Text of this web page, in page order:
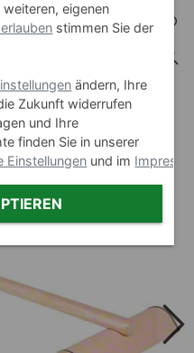
Single, LxBxH
eigenen
stimmen Sie der
ändern, Ihre
Zukunft widerrufen
und Ihre
finden Sie in unserer
Einstellungen und im